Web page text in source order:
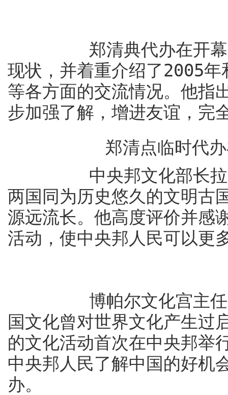
郑清典代办在开幕式
现状，并着重介绍了2005
等各方面的交流情况。他指
步加强了解，增进友谊，
郑清点临时代
中央邦文化部长拉克
两国同为历史悠久的文明古
源远流长。他高度评价并感
活动，使中央邦人民可以更
博帕尔文化宫主任潘
国文化曾对世界文化产生过
的文化活动首次在中央邦举
中央邦人民了解中国的好机
办。